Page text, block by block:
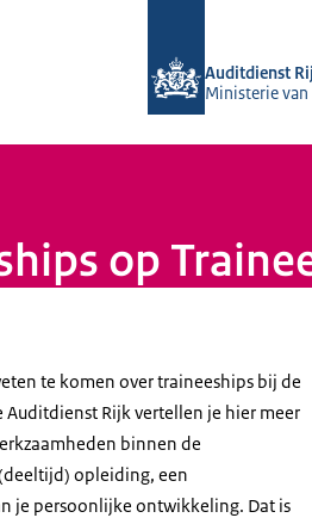
Auditdienst
Ministerie van
op
te komen over traineeships bij de
Auditdienst Rijk vertellen je hier meer
binnen de
opleiding, een
je persoonlijke ontwikkeling. Dat is